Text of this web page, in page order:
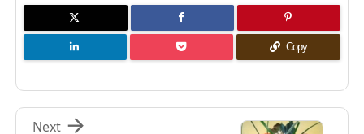
Copy

Next